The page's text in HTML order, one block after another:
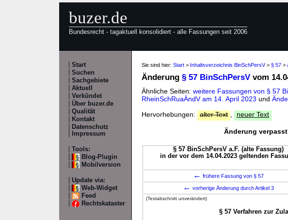
buzer.de
Bundesrecht - tagaktuell konsolidiert - alle Fassungen seit 2006
Start
Suchen
Sachgebiete
Aktuell
Verkündet
Über buzer.de
Qualität
Kontakt
Datenschutz
Impressum
Tools:
Blog-Plugin
Mobilversion
Update via:
Web-Widget
Feed
Rechtskataster
Sie sind hier: Start > Inhaltsverzeichnis BinSchPersV> § 57 >
Änderung § 57 BinSchPersV vom
Ähnliche Seiten: weitere Fassungen von § 57
RheinSchRuaÄndV am 14. April 2023 und
Hervorhebungen:
alter Text neuer Text
Änderung
§ 57 BinSchPersV a.F. (alte Fassung)
in der vor dem 14.04.2023 geltenden
← frühere Fassung von § 57
← vorherige Änderung durch Artikel 3
(Textabschnitt unverändert)
§ 57 Verfahren zur